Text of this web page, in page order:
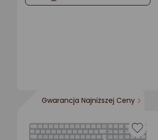
Gwarancja Najniższej Ceny